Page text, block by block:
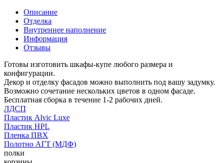
Описание
Отделка
Внутреннее наполнение
Информация
Отзывы
Готовы изготовить шкафы-купе любого размера и
конфигурации.
Декор и отделку фасадов можно выполнить под вашу задумку.
Возможно сочетание нескольких цветов в одном фасаде.
Бесплатная сборка в течение 1-2 рабочих дней.
ЛДСП
Пластик Alvic Luxe
Пластик HPL
Пленка ПВХ
Полотно АГТ (МДФ)
полки